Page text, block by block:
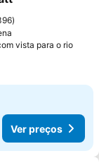
vista para o rio
Ver preços